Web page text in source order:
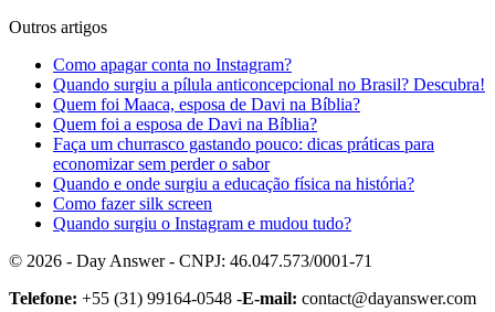
Outros artigos
Como apagar conta no Instagram?
Quando surgiu a pílula anticoncepcional no Brasil? Descubra!
Quem foi Maaca, esposa de Davi na Bíblia?
Quem foi a esposa de Davi na Bíblia?
Faça um churrasco gastando pouco: dicas práticas para
economizar sem perder o sabor
Quando e onde surgiu a educação física na história?
Como fazer silk screen
Quando surgiu o Instagram e mudou tudo?
© 2026 - Day Answer - CNPJ: 46.047.573/0001-71
Telefone: +55 (31) 99164-0548 -E-mail: contact@dayanswer.com